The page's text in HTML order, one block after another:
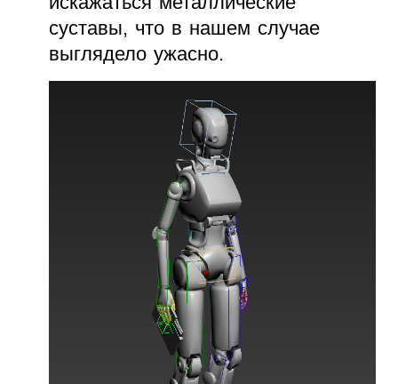
суставы, что в нашем случае
выглядело ужасно.